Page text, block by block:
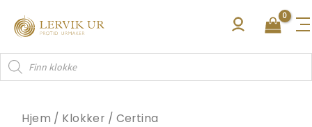
rett
innholdet
Products
search
Hjem / Klokker / Certina